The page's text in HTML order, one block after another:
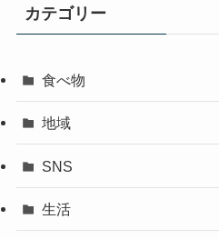
カテゴリー
食べ物
地域
SNS
生活